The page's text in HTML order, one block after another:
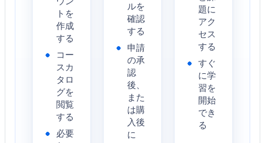
トを
作成
する
コー
スカ
タロ
グを
閲覧
する
必要
ルを
確認
する
申請
の承
認
後、
また
は購
入後
に
題に
アク
セス
する
すぐ
に学
習を
開始
でき
る